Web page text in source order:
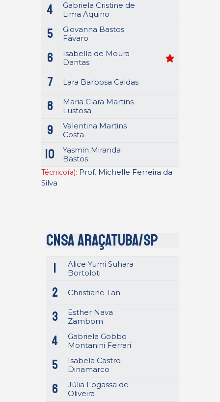
4
Gabriela Cristine de
Lima Aquino
5
Giovanna Bastos
Fávaro
6
Isabella de Moura
Dantas
7 Lara Barbosa Caldas
8
Maria Clara Martins
Lustosa
9
Valentina Martins
Costa
10
Yasmin Miranda
Bastos
Técnico(a): Prof. Michelle Ferreira da
Silva
CNSA Araçatuba/SP
1
Alice Yumi Suhara
Bortoloti
2 Christiane Tan
3
Esther Nava
Zambom
4
Gabriela Gobbo
Montanini Ferrari
5
Isabela Castro
Dinamarco
6
Júlia Fogassa de
Oliveira